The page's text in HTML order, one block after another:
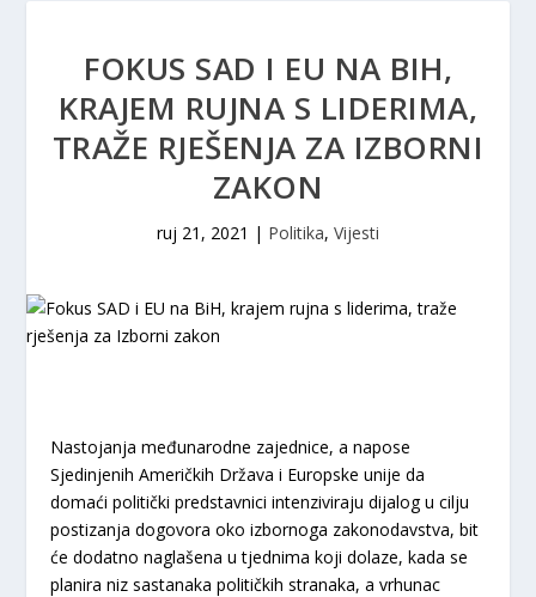
FOKUS SAD I EU NA BIH,
KRAJEM RUJNA S LIDERIMA,
TRAŽE RJEŠENJA ZA IZBORNI
ZAKON
ruj 21, 2021 | Politika, Vijesti
Nastojanja međunarodne zajednice, a napose
Sjedinjenih Američkih Država i Europske unije da
domaći politički predstavnici intenziviraju dijalog u cilju
postizanja dogovora oko izbornoga zakonodavstva, bit
će dodatno naglašena u tjednima koji dolaze, kada se
planira niz sastanaka političkih stranaka, a vrhunac